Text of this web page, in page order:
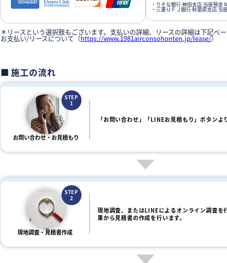
・りそな銀行 神田支店 当座預金
・三菱ＵＦＪ銀行 秋葉原支店 当
＊リースという選択肢もございます。支払いの詳細、リースの詳細は下記ペー
お支払い/リースについて（https://www.1981airconsohonten.jp/lease/）
施工の流れ
STEP
1
お問い合わせ・お見積もり
「お問い合わせ」「LINEお見積もり」ボタンよ
STEP
2
現地調査・見積書作成
現地調査、またはLINEによるオンライン調査を
果から見積書の作成を行います。